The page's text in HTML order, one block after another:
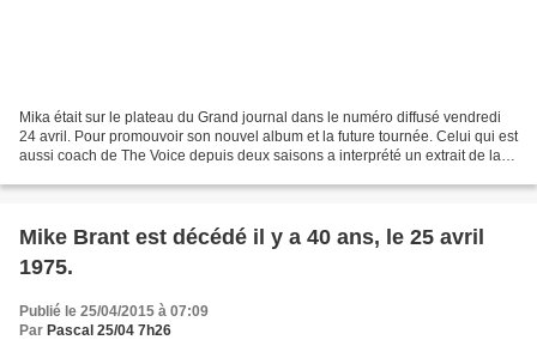
Mika était sur le plateau du Grand journal dans le numéro diffusé vendredi
24 avril. Pour promouvoir son nouvel album et la future tournée. Celui qui est
aussi coach de The Voice depuis deux saisons a interprété un extrait de la
Mike Brant est décédé il y a 40 ans, le 25 avril
1975.
Publié le 25/04/2015 à 07:09
Par Pascal 25/04 7h26